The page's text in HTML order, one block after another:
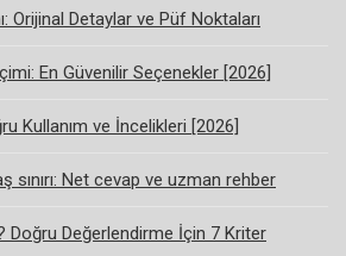
Orijinal Detaylar ve Püf Noktaları
En Güvenilir Seçenekler [2026]
Kullanım ve İncelikleri [2026]
sınırı: Net cevap ve uzman rehber
Doğru Değerlendirme İçin 7 Kriter